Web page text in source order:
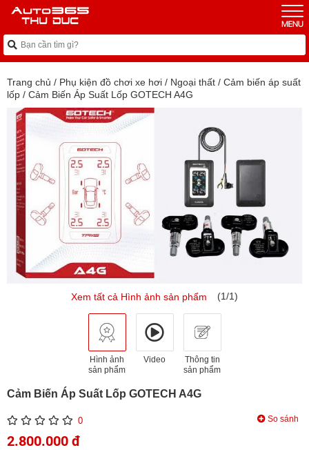
Trang chủ / Phụ kiện đồ chơi xe hơi / Ngoại thất / Cảm biến áp suất
lốp / Cảm Biến Áp Suất Lốp GOTECH A4G
Xem tất cả Hình ảnh sản phẩm (1/1)
Hình ảnh
sản phẩm
Video
Thông tin
sản phẩm
Cảm Biến Áp Suất Lốp GOTECH A4G
0 So sánh
2.800.000 đ